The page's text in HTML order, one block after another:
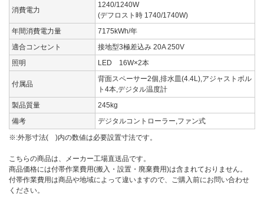
消費電力
1240/1240W
(デフロスト時 1740/1740W)
年間消費電力量
7175kWh/年
適合コンセント
接地型3極差込み 20A 250V
照明
LED 16W×2本
付属品
背面スペーサー2個,排水皿(4.4L),アジャストボル
ト4本,デジタル温度計
製品質量
245kg
備考
デジタルコントローラー,ファン式
※:外形寸法( )内の数値は必要設置寸法です。
こちらの商品は、メーカー工場直送品です。
商品価格には付帯作業費用(搬入・設置・廃棄費用)は含まれておりません。
付帯作業費用は商品や地域によって違いますので、ご購入前にお問い合わせ
ください。